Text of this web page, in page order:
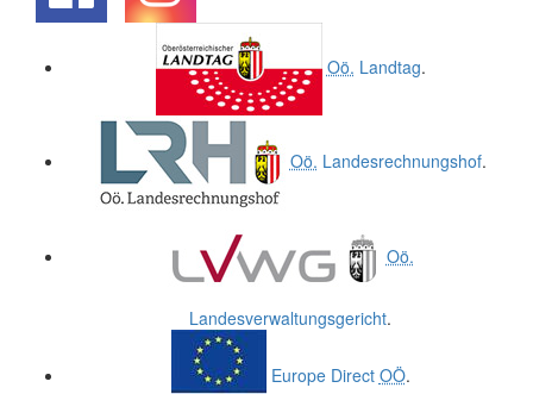
Oö. Landtag.
Oö. Landesrechnungshof.
Oö.
Landesverwaltungsgericht.
Europe Direct OÖ.